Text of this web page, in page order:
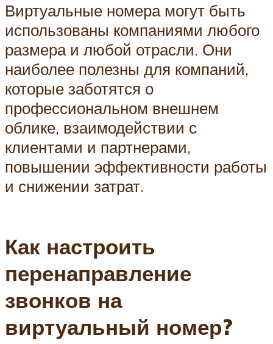
Виртуальные номера могут быть
использованы компаниями любого
размера и любой отрасли. Они
наиболее полезны для компаний,
которые заботятся о
профессиональном внешнем
облике, взаимодействии с
клиентами и партнерами,
повышении эффективности работы
и снижении затрат.
Как настроить
перенаправление
звонков на
виртуальный номер?